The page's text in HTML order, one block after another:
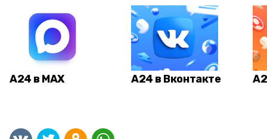
А24 в MAX А24 в Вконтакте